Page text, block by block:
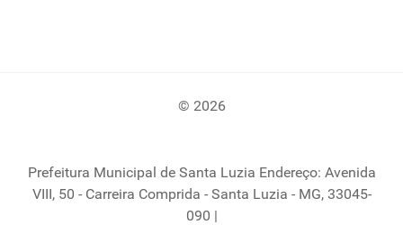
© 2026
Prefeitura Municipal de Santa Luzia Endereço: Avenida
VIII, 50 - Carreira Comprida - Santa Luzia - MG, 33045-
090 |